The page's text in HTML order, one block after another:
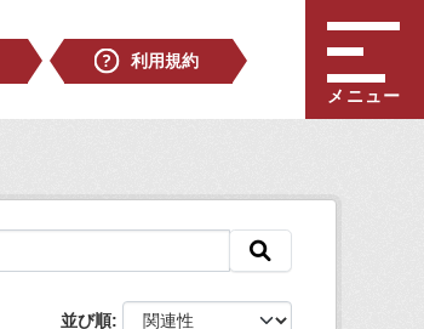
利用規約
メニュー
並び順